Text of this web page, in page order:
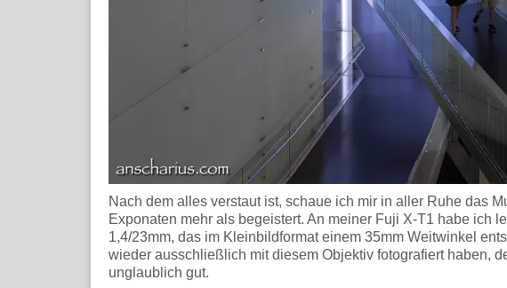
Nach dem alles verstaut ist, schaue ich mir in aller Ruhe das
Exponaten mehr als begeistert. An meiner Fuji X-T1 habe ich
1,4/23mm, das im Kleinbildformat einem 35mm Weitwinkel
wieder ausschließlich mit diesem Objektiv fotografiert haben,
unglaublich gut.